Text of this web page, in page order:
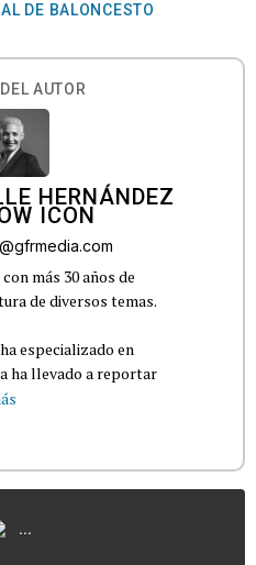
DE BALONCESTO
AUTOR
HERNÁNDEZ
más 30 años de
de diversos temas.
especializado en
ha llevado a reportar
...